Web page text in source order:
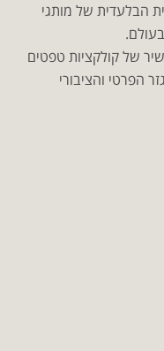
הבלעדית של מותגי
של קולקציות טפטים
הפרטי והציבורי